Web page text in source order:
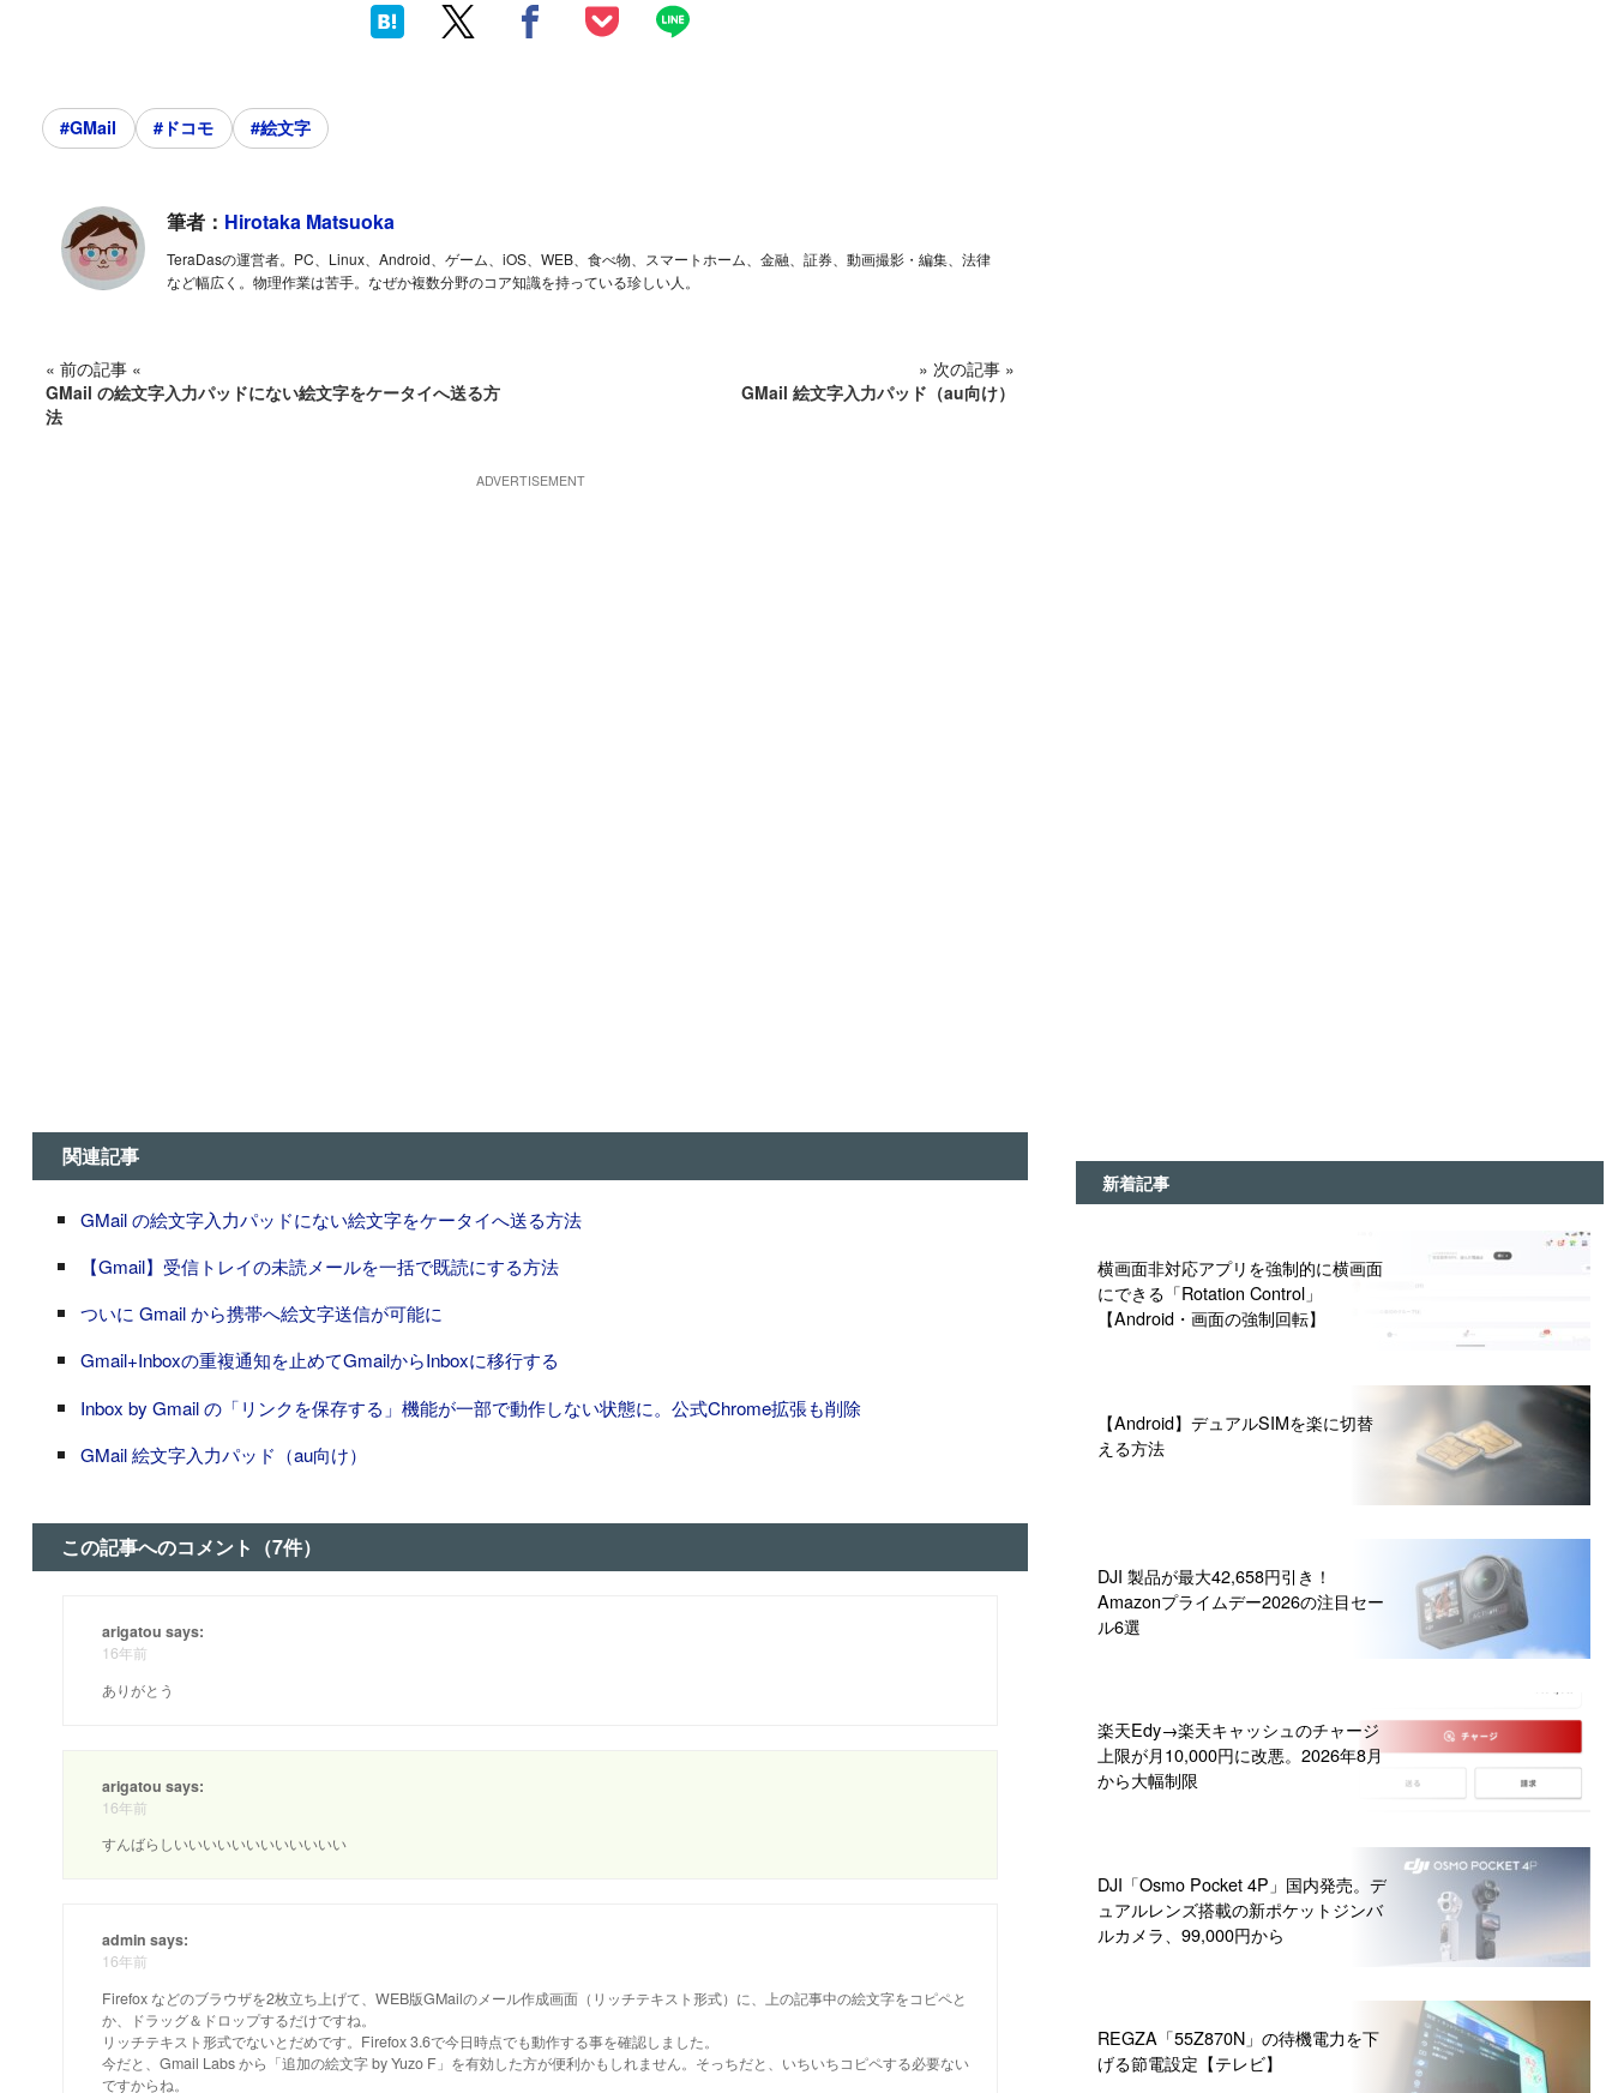
#GMail #ドコモ #絵文字
筆者： Hirotaka Matsuoka
TeraDasの運営者。PC、Linux、Android、ゲーム、iOS、WEB、食べ物、スマートホーム、金融、証券、動画撮影・編集、法律
など幅広く。物理作業は苦手。なぜか複数分野のコア知識を持っている珍しい人。
« 前の記事 «
GMail の絵文字入力パッドにない絵文字をケータイへ送る方
法
» 次の記事 »
GMail 絵文字入力パッド（au向け）
関連記事
GMail の絵文字入力パッドにない絵文字をケータイへ送る方法
【Gmail】受信トレイの未読メールを一括で既読にする方法
ついに Gmail から携帯へ絵文字送信が可能に
Gmail+Inboxの重複通知を止めてGmailからInboxに移行する
Inbox by Gmail の「リンクを保存する」機能が一部で動作しない状態に。公式Chrome拡張も削除
GMail 絵文字入力パッド（au向け）
この記事へのコメント（7件）
arigatou says:
16年前
ありがとう
arigatou says:
16年前
すんばらしいいいいいいいいいいいい
admin says:
16年前
Firefox などのブラウザを2枚立ち上げて、WEB版GMailのメール作成画面（リッチテキスト形式）に、上の記事中の絵文字をコピペと
か、ドラッグ＆ドロップするだけですね。
リッチテキスト形式でないとだめです。Firefox 3.6で今日時点でも動作する事を確認しました。
今だと、Gmail Labs から「追加の絵文字 by Yuzo F」を有効した方が便利かもしれません。そっちだと、いちいちコピペする必要ない
ですからね。
新着記事
横画面非対応アプリを強制的に横画面
にできる「Rotation Control」
【Android・画面の強制回転】
【Android】デュアルSIMを楽に切替
える方法
DJI 製品が最大42,658円引き！
Amazonプライムデー2026の注目セー
ル6選
楽天Edy→楽天キャッシュのチャージ
上限が月10,000円に改悪。2026年8月
から大幅制限
DJI「Osmo Pocket 4P」国内発売。デ
ュアルレンズ搭載の新ポケットジンバ
ルカメラ、99,000円から
REGZA「55Z870N」の待機電力を下
げる節電設定【テレビ】